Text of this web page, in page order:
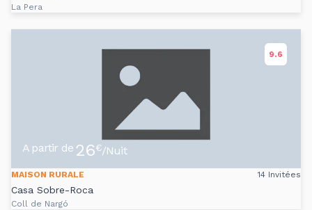
La Pera
9.6
A partir de 26€/Nuit
MAISON RURALE 14 Invitées
Casa Sobre-Roca
Coll de Nargó